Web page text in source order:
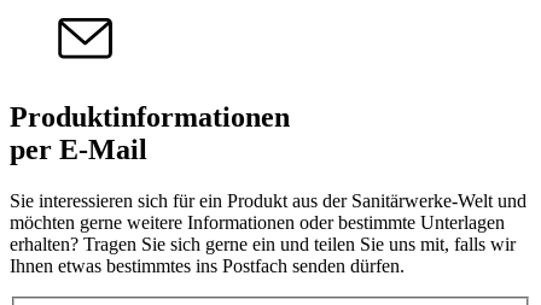
Produktinformationen
per E-Mail
Sie interessieren sich für ein Produkt aus der Sanitärwerke-Welt und
möchten gerne weitere Informationen oder bestimmte Unterlagen
erhalten? Tragen Sie sich gerne ein und teilen Sie uns mit, falls wir
Ihnen etwas bestimmtes ins Postfach senden dürfen.